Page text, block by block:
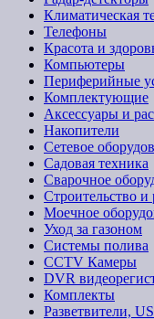
Климатическая
Телефоны
Красота и
Компьютеры
Периферийные
Комплектующие
Аксессуары и
Накопители
Сетевое
Садовая техника
Сварочное
Строительство и
Моечное
Уход за газоном
Системы полива
CCTV Камеры
DVR
Комплекты
Разветвители,